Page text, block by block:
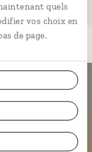
quels
vos choix en
de page.
le Sud